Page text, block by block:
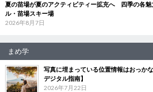
夏の苗場が夏のアクティビティー拡充へ 四季の各魅
ル・苗場スキー場
2026年8月7日
まめ学
写真に埋まっている位置情報はおっか
デジタル指南】
2026年7月22日